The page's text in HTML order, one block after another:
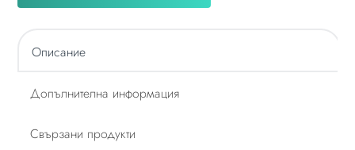
Описание
Допълнителна информация
Свързани продукти